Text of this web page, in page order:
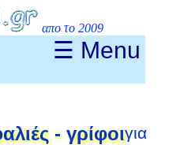
απο το 2009
☰ Menu
- γρίφοιγια